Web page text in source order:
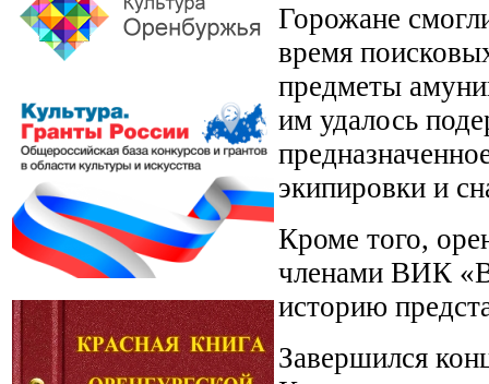
Горожане
время
предметы
им удалось
экипировки и
Кроме того,
членами ВИК
историю
Завершился